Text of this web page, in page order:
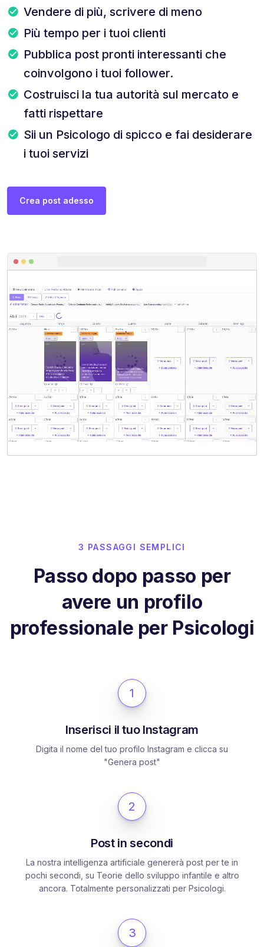
Vendere di più, scrivere di meno
Più tempo per i tuoi clienti
Pubblica post pronti interessanti che
coinvolgono i tuoi follower.
Costruisci la tua autorità sul mercato e
fatti rispettare
Sii un Psicologo di spicco e fai desiderare
i tuoi servizi
Crea post adesso
3 PASSAGGI SEMPLICI
Passo dopo passo per
avere un profilo
professionale per Psicologi
1
Inserisci il tuo Instagram
Digita il nome del tuo profilo Instagram e clicca su
"Genera post"
2
Post in secondi
La nostra intelligenza artificiale genererà post per te in
pochi secondi, su Teorie dello sviluppo infantile e altro
ancora. Totalmente personalizzati per Psicologi.
3